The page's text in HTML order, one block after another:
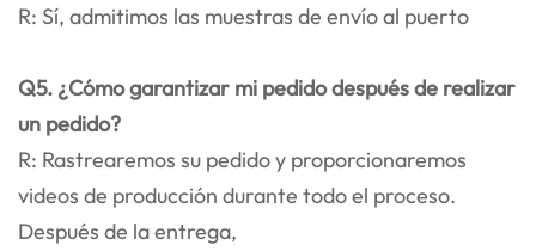
R: Sí, admitimos las muestras de envío al puerto
Q5. ¿Cómo garantizar mi pedido después de realizar
un pedido?
R: Rastrearemos su pedido y proporcionaremos
videos de producción durante todo el proceso.
Después de la entrega,